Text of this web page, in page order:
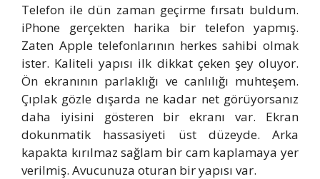
Telefon ile dün zaman geçirme fırsatı buldum.
iPhone gerçekten harika bir telefon yapmış.
Zaten Apple telefonlarının herkes sahibi olmak
ister. Kaliteli yapısı ilk dikkat çeken şey oluyor.
Ön ekranının parlaklığı ve canlılığı muhteşem.
Çıplak gözle dışarda ne kadar net görüyorsanız
daha iyisini gösteren bir ekranı var. Ekran
dokunmatik hassasiyeti üst düzeyde. Arka
kapakta kırılmaz sağlam bir cam kaplamaya yer
verilmiş. Avucunuza oturan bir yapısı var.